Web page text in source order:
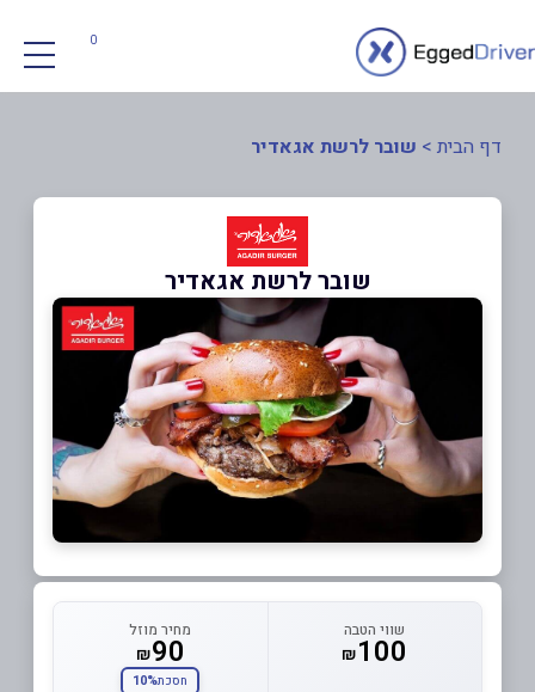
0
דף הבית > שובר לרשת אגאדיר
שובר לרשת אגאדיר
שווי הטבה
₪100
מחיר מוזל
₪90
חסכת10%